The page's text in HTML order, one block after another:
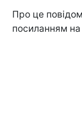
Про це
посиланням на